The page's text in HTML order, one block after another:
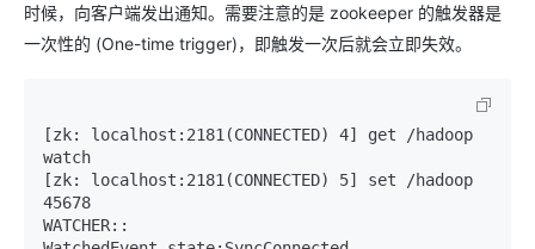
时候，向客户端发出通知。需要注意的是 zookeeper 的触发器是
一次性的 (One-time trigger)，即触发一次后就会立即失效。
[zk: localhost:2181(CONNECTED) 4] get /hadoop
watch
[zk: localhost:2181(CONNECTED) 5] set /hadoop
45678
WATCHER::